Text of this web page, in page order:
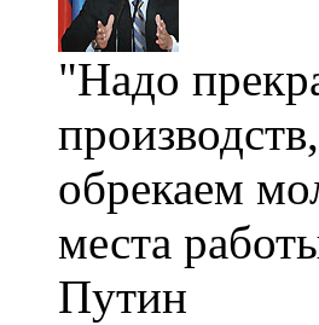
"Надо
обрекаем
места
Путин